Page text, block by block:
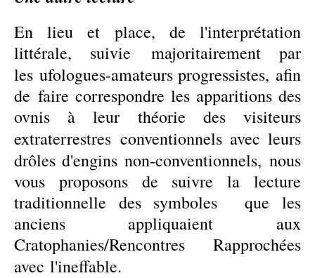
En lieu et place, de l'interprétation
littérale, suivie majoritairement par
les ufologues-amateurs progressistes, afin
de faire correspondre les apparitions des
ovnis à leur théorie des visiteurs
extraterrestres conventionnels avec leurs
drôles d'engins non-conventionnels, nous
vous proposons de suivre la lecture
traditionnelle des symboles que les
anciens appliquaient aux
Cratophanies/Rencontres Rapprochées
avec l'ineffable.